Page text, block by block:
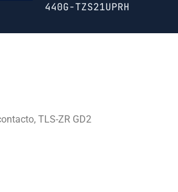
440G-TZS21UPRH
TLS-ZR GD2